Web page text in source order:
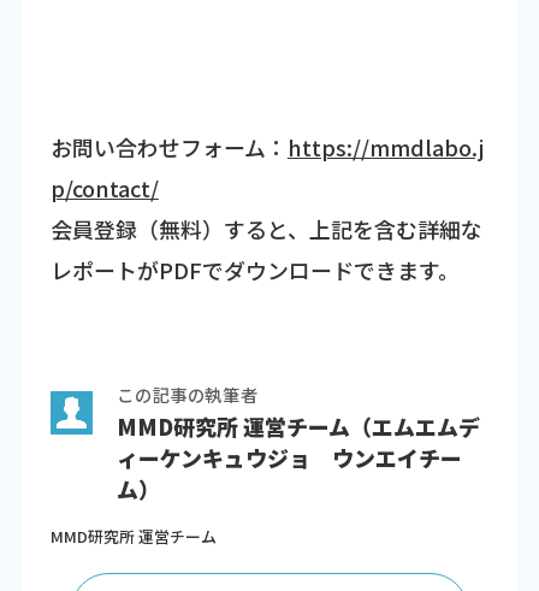
お問い合わせフォーム： https://mmdlabo.j
p/contact/
会員登録（無料）すると、上記を含む詳細な
レポートがPDFでダウンロードできます。
この記事の執筆者
MMD研究所 運営チーム（エムエムデ
ィーケンキュウジョ ウンエイチー
ム）
MMD研究所 運営チーム